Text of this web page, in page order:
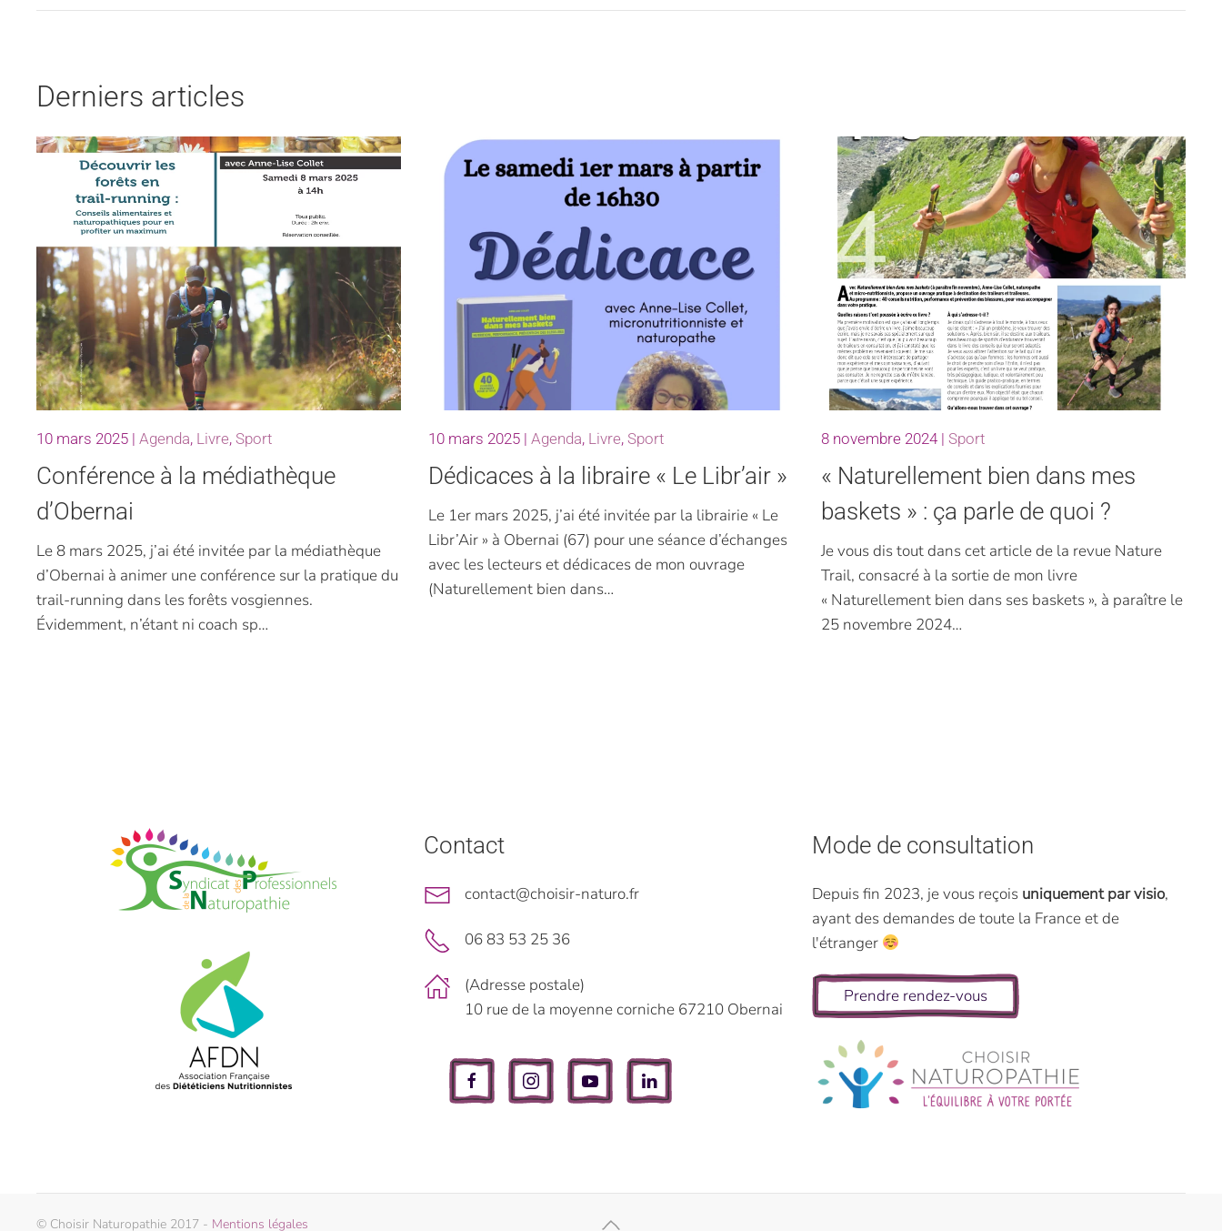
Derniers articles
10 mars 2025 | Agenda, Livre, Sport
Conférence à la médiathèque
d’Obernai
Le 8 mars 2025, j’ai été invitée par la médiathèque
d’Obernai à animer une conférence sur la pratique du
trail-running dans les forêts vosgiennes.
Évidemment, n’étant ni coach sp…
10 mars 2025 |Agenda, Livre,Sport
Dédicaces à la libraire « Le Libr’air »
Le 1er mars 2025, j’ai été invitée par la librairie « Le
Libr’Air » à Obernai (67) pour une séance d’échanges
avec les lecteurs et dédicaces de mon ouvrage
(Naturellement bien dans…
8 novembre 2024| Sport
« Naturellement bien dans mes
baskets » : ça parle de quoi ?
Je vous dis tout dans cet article de la revue Nature
Trail, consacré à la sortie de mon livre
« Naturellement bien dans ses baskets », à paraître le
25 novembre 2024…
Contact
contact@choisir-naturo.fr
06 83 53 25 36
(Adresse postale)
10 rue de la moyenne corniche 67210 Obernai
Mode de consultation
Depuis fin 2023, je vous reçois uniquement par visio,
ayant des demandes de toute la France et de
l'étranger
Prendre rendez-vous
© Choisir Naturopathie 2017 - Mentions légales